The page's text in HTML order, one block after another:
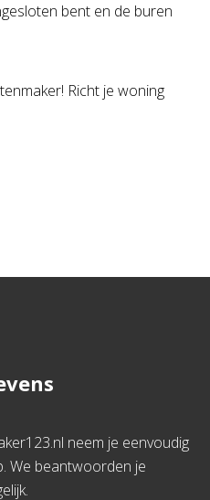
bent en de buren
Richt je woning
neem je eenvoudig
We beantwoorden je